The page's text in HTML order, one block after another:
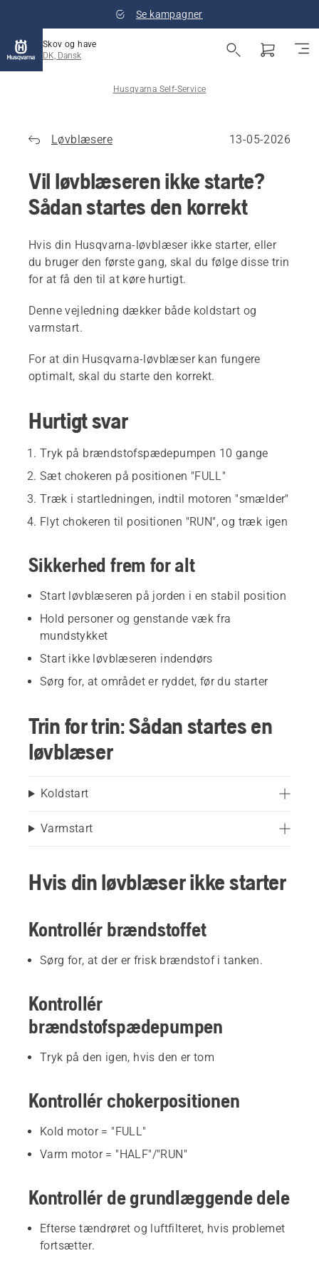
Se kampagner
Skov og have
DK, Dansk
Husqvarna Self-Service
Løvblæsere 13-05-2026
Vil løvblæseren ikke starte?
Sådan startes den korrekt
Hvis din Husqvarna-løvblæser ikke starter, eller
du bruger den første gang, skal du følge disse trin
for at få den til at køre hurtigt.
Denne vejledning dækker både koldstart og
varmstart.
For at din Husqvarna-løvblæser kan fungere
optimalt, skal du starte den korrekt.
Hurtigt svar
Tryk på brændstofspædepumpen 10 gange
Sæt chokeren på positionen "FULL"
Træk i startledningen, indtil motoren "smælder"
Flyt chokeren til positionen "RUN", og træk igen
Sikkerhed frem for alt
Start løvblæseren på jorden i en stabil position
Hold personer og genstande væk fra
mundstykket
Start ikke løvblæseren indendørs
Sørg for, at området er ryddet, før du starter
Trin for trin: Sådan startes en
løvblæser
Koldstart
Varmstart
Hvis din løvblæser ikke starter
Kontrollér brændstoffet
Sørg for, at der er frisk brændstof i tanken.
Kontrollér
brændstofspædepumpen
Tryk på den igen, hvis den er tom
Kontrollér chokerpositionen
Kold motor = "FULL"
Varm motor = "HALF"/"RUN"
Kontrollér de grundlæggende dele
Efterse tændrøret og luftfilteret, hvis problemet
fortsætter.